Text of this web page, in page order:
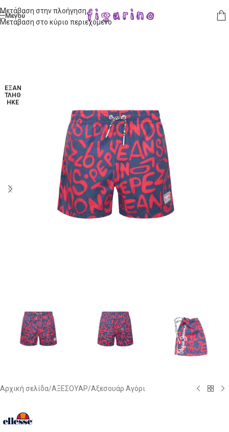
Μετάβαση στην πλοήγηση
Μετάβαση στο κύριο περιεχόμενο
Μενού
ΕΞΑΝ
ΤΛΉΘ
ΗΚΕ
Αρχική σελίδα/ΑΞΕΣΟΥΑΡ/Αξεσουάρ Αγόρι